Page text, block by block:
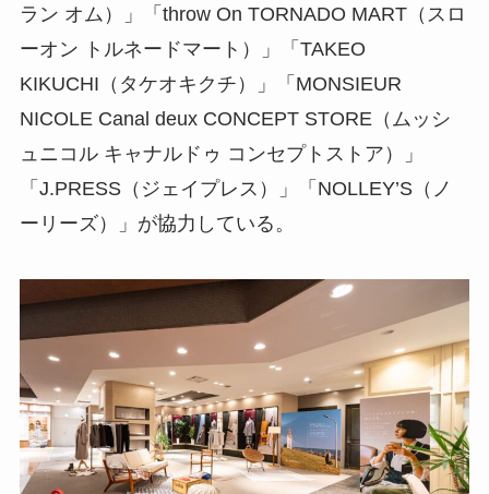
ラン オム）」「throw On TORNADO MART（スロ
ーオン トルネードマート）」「TAKEO
KIKUCHI（タケオキクチ）」「MONSIEUR
NICOLE Canal deux CONCEPT STORE（ムッシ
ュニコル キャナルドゥ コンセプトストア）」
「J.PRESS（ジェイプレス）」「NOLLEY’S（ノ
ーリーズ）」が協力している。